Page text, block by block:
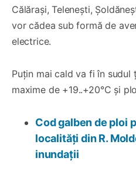
Călărași, Telenești,
vor cădea sub formă de
electrice.
Puțin mai cald va fi în
maxime de +19..+20°C și
Cod galben de ploi
localități din R.
inundații